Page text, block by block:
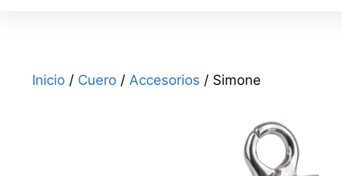
Inicio / Cuero / Accesorios / Simone